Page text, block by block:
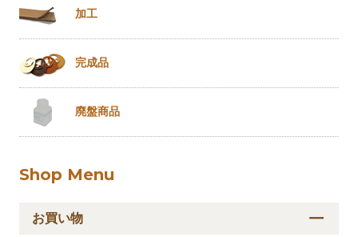
加工
完成品
廃盤商品
Shop Menu
お買い物